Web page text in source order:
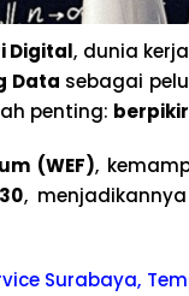
Digital, dunia
Data sebagai
penting:
(WEF),
,
Surabaya,